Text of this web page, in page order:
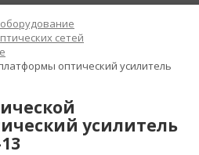
сетей
оптический усилитель
усилитель